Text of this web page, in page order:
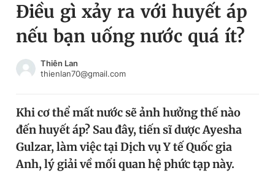
Chuyên mục
Chuyên mục khác
Tin thị trường Tin 360
Video Magazine
Đổi mật khẩu
Tin đã lưu
Tin đã xem
Đăng xuất
Điều gì xảy ra với huyết áp
nếu bạn uống nước quá ít?
Thiên Lan
thienlan70@gmail.com
Khi cơ thể mất nước sẽ ảnh hưởng thế nào
đến huyết áp? Sau đây, tiến sĩ dược Ayesha
Gulzar, làm việc tại Dịch vụ Y tế Quốc gia
Anh, lý giải về mối quan hệ phức tạp này.